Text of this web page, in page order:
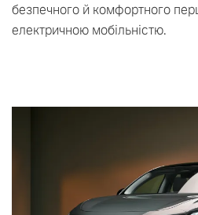
безпечного й комфортного
електричною мобільністю.